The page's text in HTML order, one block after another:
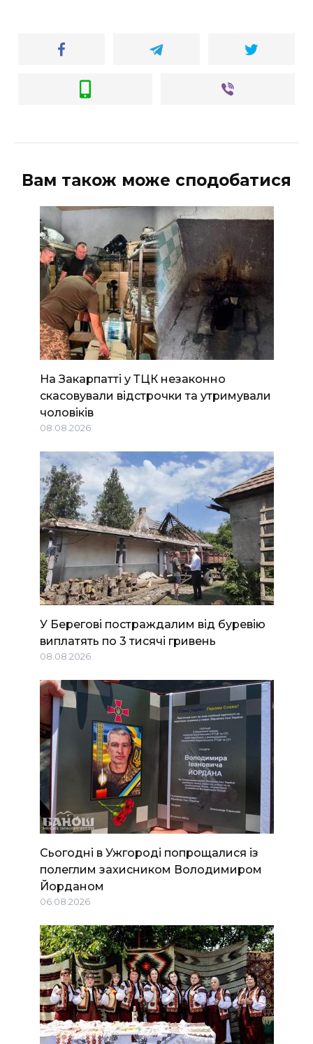
Вам також може сподобатися
На Закарпатті у ТЦК незаконно
скасовували відстрочки та утримували
чоловіків
08.08.2026
У Берегові постраждалим від буревію
виплатять по 3 тисячі гривень
08.08.2026
Сьогодні в Ужгороді попрощалися із
полеглим захисником Володимиром
Йорданом
06.08.2026